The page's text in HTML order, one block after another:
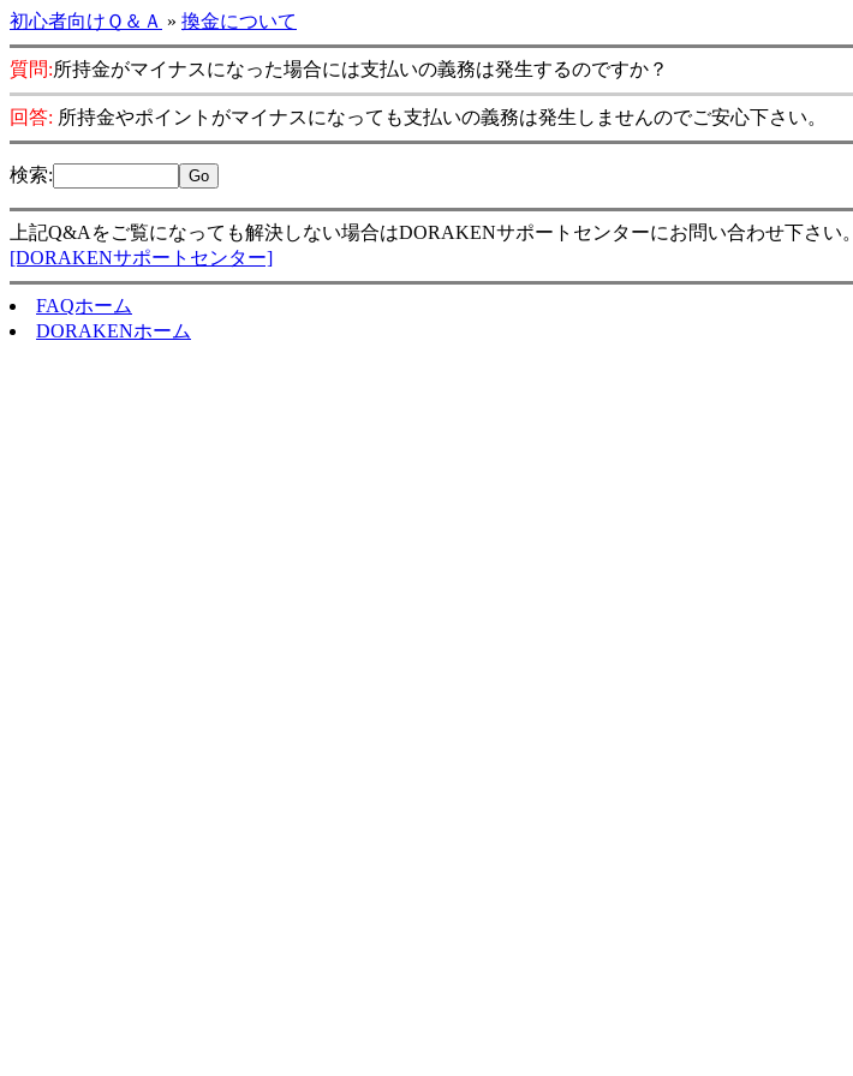
初心者向けＱ＆Ａ » 換金について
質問:所持金がマイナスになった場合には支払いの義務は発生するのですか？
回答: 所持金やポイントがマイナスになっても支払いの義務は発生しませんのでご安心下さい。
検索:
上記Q&Aをご覧になっても解決しない場合はDORAKENサポートセンターにお問い合わせ下さい。
[DORAKENサポートセンター]
FAQホーム
DORAKENホーム